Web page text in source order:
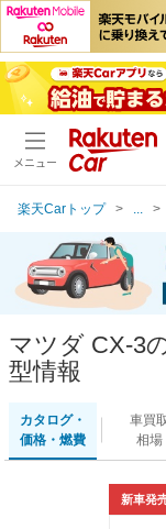
メニュー
楽天Carトップ
マツダ CX-3
型情報
カタログ・
価格・燃費
車買
相場
新車発